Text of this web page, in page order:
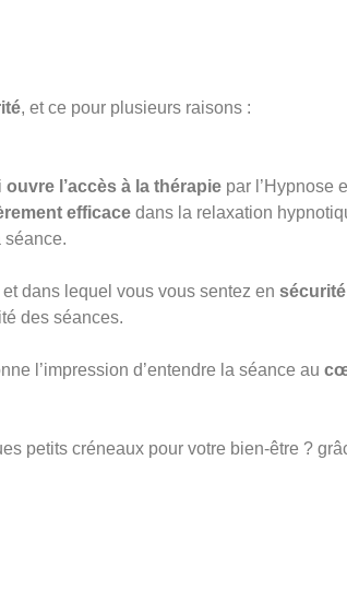
, et ce pour plusieurs raisons :
ouvre l’accès à la thérapie par l’Hypnose
efficace dans la relaxation
séance.
dans lequel vous vous sentez en sécurité
des séances.
l’impression d’entendre la séance au
petits créneaux pour votre bien-être ?